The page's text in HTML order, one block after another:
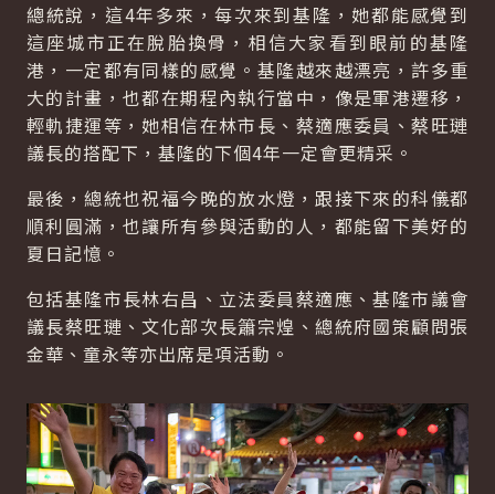
總統說，這4年多來，每次來到基隆，她都能感覺到
這座城市正在脫胎換骨，相信大家看到眼前的基隆
港，一定都有同樣的感覺。基隆越來越漂亮，許多重
大的計畫，也都在期程內執行當中，像是軍港遷移，
輕軌捷運等，她相信在林市長、蔡適應委員、蔡旺璉
議長的搭配下，基隆的下個4年一定會更精采。
最後，總統也祝福今晚的放水燈，跟接下來的科儀都
順利圓滿，也讓所有參與活動的人，都能留下美好的
夏日記憶。
包括基隆市長林右昌、立法委員蔡適應、基隆市議會
議長蔡旺璉、文化部次長簫宗煌、總統府國策顧問張
金華、童永等亦出席是項活動。